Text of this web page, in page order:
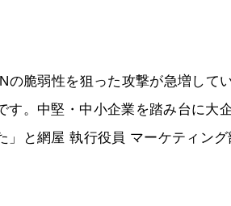
の脆弱性を狙った攻撃が急増して
。中堅・中小企業を踏み台に大
と網屋 執行役員 マーケティン